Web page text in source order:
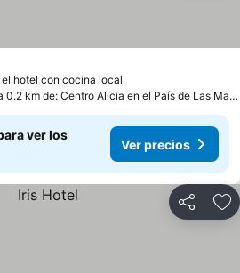
hotel con cocina local
a 0.2 km de: Centro Alicia en el País de Las Maravillas
ver los
Ver precios
Compartir